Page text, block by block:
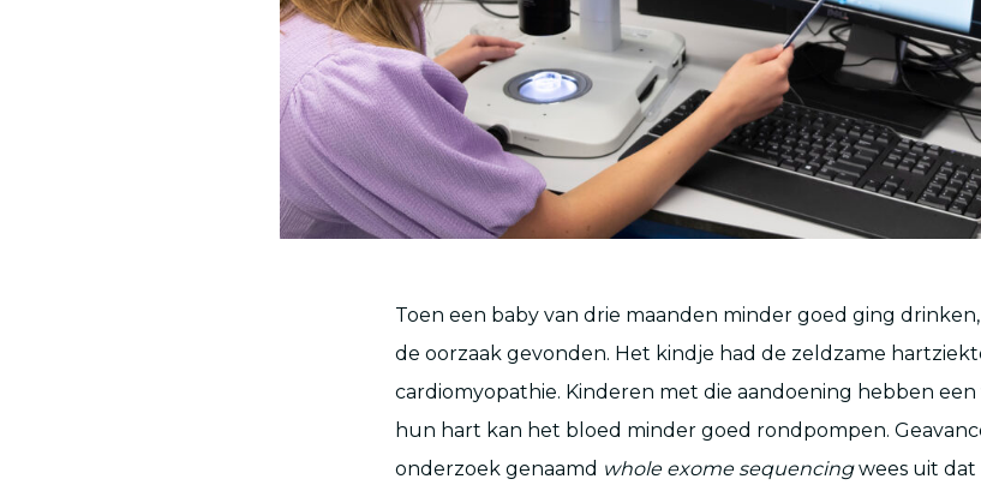
Toen een baby van drie maanden minder goed ging
de oorzaak gevonden. Het kindje had de zeldzame
cardiomyopathie. Kinderen met die aandoening hebben
hun hart kan het bloed minder goed rondpompen.
onderzoek genaamd whole exome sequencingwees uit dat